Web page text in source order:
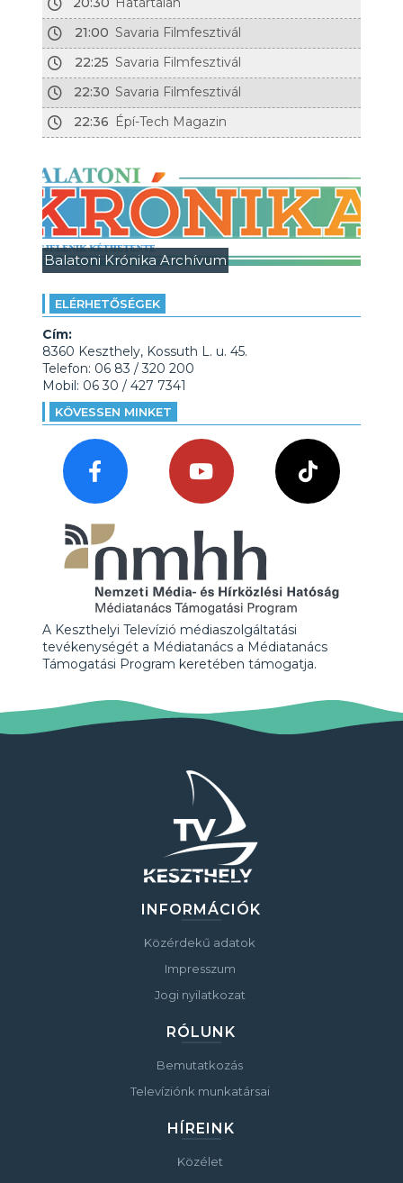
21:00 Savaria Filmfesztivál
22:25 Savaria Filmfesztivál
22:30 Savaria Filmfesztivál
22:36 Épí-Tech Magazin
Balatoni Krónika Archívum
ELÉRHETŐSÉGEK
Cím:
8360 Keszthely, Kossuth L. u. 45.
Telefon: 06 83 / 320 200
Mobil: 06 30 / 427 7341
KÖVESSEN MINKET
A Keszthelyi Televízió médiaszolgáltatási
tevékenységét a Médiatanács a Médiatanács
Támogatási Program keretében támogatja.
INFORMÁCIÓK
Közérdekű adatok
Impresszum
Jogi nyilatkozat
RÓLUNK
Bemutatkozás
Televíziónk munkatársai
HÍREINK
Közélet